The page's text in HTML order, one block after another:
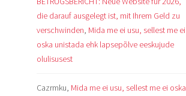
die darauf ausgelegt ist, mit Ihrem Geld zu
verschwinden, Mida me ei usu, sellest me ei
oska unistada ehk lapsepõlve eeskujude
olulisusest
Cazrmku, Mida me ei usu, sellest me ei oska